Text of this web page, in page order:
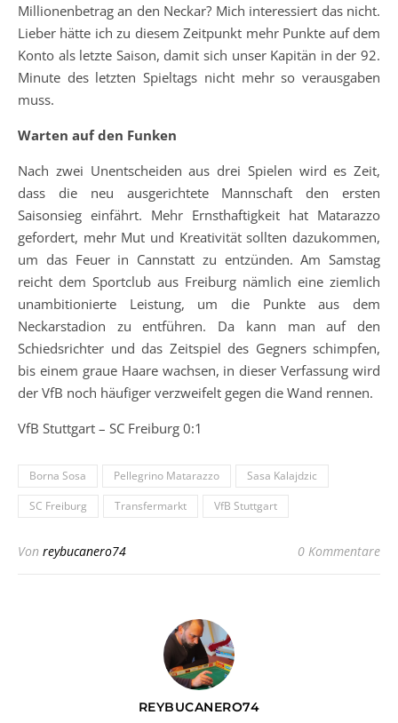
Millionenbetrag an den Neckar? Mich interessiert das nicht.
Lieber hätte ich zu diesem Zeitpunkt mehr Punkte auf dem
Konto als letzte Saison, damit sich unser Kapitän in der 92.
Minute des letzten Spieltags nicht mehr so verausgaben
muss.
Warten auf den Funken
Nach zwei Unentscheiden aus drei Spielen wird es Zeit,
dass die neu ausgerichtete Mannschaft den ersten
Saisonsieg einfährt. Mehr Ernsthaftigkeit hat Matarazzo
gefordert, mehr Mut und Kreativität sollten dazukommen,
um das Feuer in Cannstatt zu entzünden. Am Samstag
reicht dem Sportclub aus Freiburg nämlich eine ziemlich
unambitionierte Leistung, um die Punkte aus dem
Neckarstadion zu entführen. Da kann man auf den
Schiedsrichter und das Zeitspiel des Gegners schimpfen,
bis einem graue Haare wachsen, in dieser Verfassung wird
der VfB noch häufiger verzweifelt gegen die Wand rennen.
VfB Stuttgart – SC Freiburg 0:1
Borna Sosa Pellegrino Matarazzo
Sasa Kalajdzic
SC Freiburg
Transfermarkt VfB Stuttgart
Von reybucanero74 0 Kommentare
REYBUCANERO74